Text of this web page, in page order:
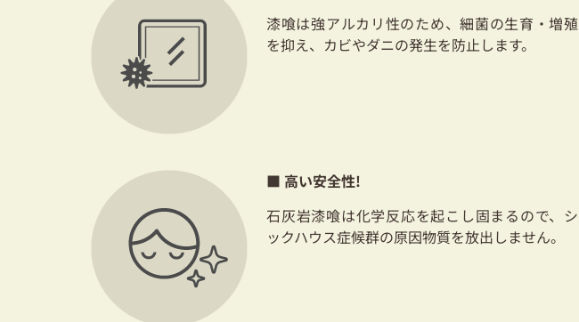
漆喰は強アルカリ性のため、細菌の生育・増殖
を抑え、カビやダニの発生を防止します。
■ 高い安全性!
石灰岩漆喰は化学反応を起こし固まるので、シ
ックハウス症候群の原因物質を放出しません。